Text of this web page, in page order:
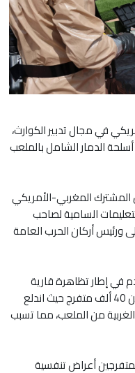
في مجال تدبير الكوارث،
الدمار الشامل بالملعب
المشترك المغربي-الأمريكي
تنفيذا للتعليمات السامية لصاحب
ورئيس أركان الحرب العامة
في إطار تظاهرة قارية
كبرى، داخل ملعب حضري يستقبل أكثر من 40 ألف متفرج حيث اندلع
من الملعب، مما تسبب
أعراض تنفسية